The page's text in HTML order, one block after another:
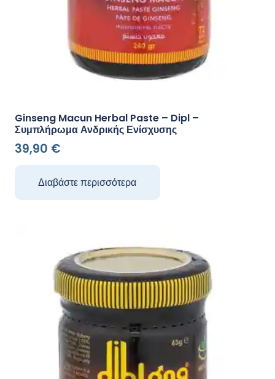
Ginseng Macun Herbal Paste – Dipl –
Συμπλήρωμα Ανδρικής Ενίσχυσης
39,90 €
Διαβάστε περισσότερα